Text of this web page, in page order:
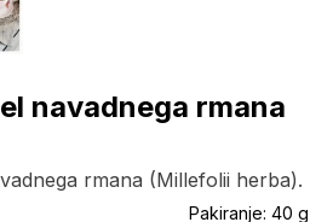
navadnega rmana
rmana (Millefolii herba).
Pakiranje: 40 g